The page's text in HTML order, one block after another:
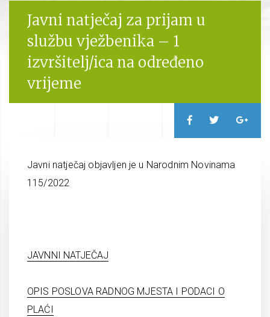
Javni natječaj za prijam u
službu vježbenika – 1
izvršitelj/ica na određeno
vrijeme
Javni natječaj objavljen je u Narodnim Novinama
115/2022
JAVNNI NATJEČAJ
OPIS POSLOVA RADNOG MJESTA I PODACI O
PLAĆI